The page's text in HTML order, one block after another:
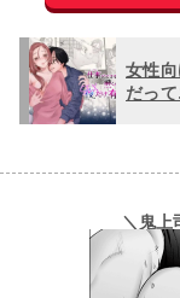
女性
だっ
＼鬼上